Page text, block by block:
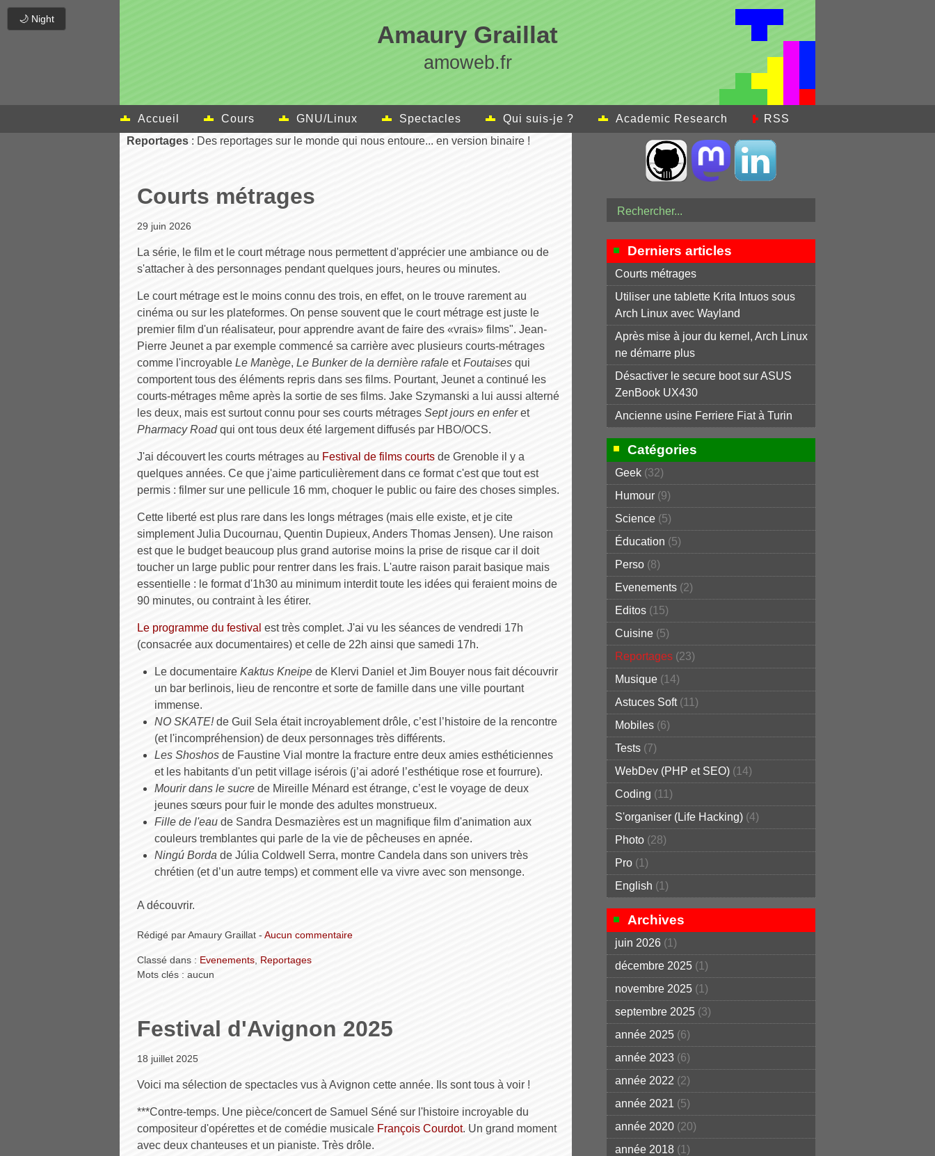
🌙 Night
Amaury Graillat
amoweb.fr
Accueil Cours GNU/Linux Spectacles Qui suis-je ? Academic Research
RSS
Reportages : Des reportages sur le monde qui nous entoure... en version binaire !
Courts métrages
29 juin 2026
La série, le film et le court métrage nous permettent d'apprécier une ambiance ou de
s'attacher à des personnages pendant quelques jours, heures ou minutes.
Le court métrage est le moins connu des trois, en effet, on le trouve rarement au
cinéma ou sur les plateformes. On pense souvent que le court métrage est juste le
premier film d'un réalisateur, pour apprendre avant de faire des «vrais» films". Jean-
Pierre Jeunet a par exemple commencé sa carrière avec plusieurs courts-métrages
comme l'incroyable Le Manège, Le Bunker de la dernière rafale etFoutaises qui
comportent tous des éléments repris dans ses films. Pourtant, Jeunet a continué les
courts-métrages même après la sortie de ses films. Jake Szymanski a lui aussi alterné
les deux, mais est surtout connu pour ses courts métrages Sept jours en enferet
Pharmacy Roadqui ont tous deux été largement diffusés par HBO/OCS.
J'ai découvert les courts métrages au Festival de films courts de Grenoble il y a
quelques années. Ce que j'aime particulièrement dans ce format c'est que tout est
permis : filmer sur une pellicule 16 mm, choquer le public ou faire des choses simples.
Cette liberté est plus rare dans les longs métrages (mais elle existe, et je cite
simplement Julia Ducournau, Quentin Dupieux, Anders Thomas Jensen). Une raison
est que le budget beaucoup plus grand autorise moins la prise de risque car il doit
toucher un large public pour rentrer dans les frais. L'autre raison parait basique mais
essentielle : le format d'1h30 au minimum interdit toute les idées qui feraient moins de
90 minutes, ou contraint à les étirer.
Le programme du festival est très complet. J'ai vu les séances de vendredi 17h
(consacrée aux documentaires) et celle de 22h ainsi que samedi 17h.
Le documentaire Kaktus Kneipe de Klervi Daniel et Jim Bouyer nous fait découvrir
un bar berlinois, lieu de rencontre et sorte de famille dans une ville pourtant
immense.
NO SKATE!de Guil Sela était incroyablement drôle, c’est l’histoire de la rencontre
(et l'incompréhension) de deux personnages très différents.
Les Shoshos de Faustine Vial montre la fracture entre deux amies esthéticiennes
et les habitants d'un petit village isérois (j’ai adoré l’esthétique rose et fourrure).
Mourir dans le sucre de Mireille Ménard est étrange, c’est le voyage de deux
jeunes sœurs pour fuir le monde des adultes monstrueux.
Fille de l'eau de Sandra Desmazières est un magnifique film d'animation aux
couleurs tremblantes qui parle de la vie de pêcheuses en apnée.
Ningú Borda de Júlia Coldwell Serra, montre Candela dans son univers très
chrétien (et d’un autre temps) et comment elle va vivre avec son mensonge.
A découvrir.
Rédigé par Amaury Graillat - Aucun commentaire
Classé dans : Evenements Reportages
Mots clés : aucun
Festival d'Avignon 2025
18 juillet 2025
Voici ma sélection de spectacles vus à Avignon cette année. Ils sont tous à voir !
***Contre-temps. Une pièce/concert de Samuel Séné sur l'histoire incroyable du
compositeur d'opérettes et de comédie musicale François Courdot. Un grand moment
avec deux chanteuses et un pianiste. Très drôle.
Derniers articles
Courts métrages
Utiliser une tablette Krita Intuos sous
Arch Linux avec Wayland
Après mise à jour du kernel, Arch Linux
ne démarre plus
Désactiver le secure boot sur ASUS
ZenBook UX430
Ancienne usine Ferriere Fiat à Turin
Catégories
Geek (32)
Humour (9)
Science (5)
Éducation (5)
Perso (8)
Evenements (2)
Editos (15)
Cuisine (5)
Reportages (23)
Musique (14)
Astuces Soft(11)
Mobiles (6)
Tests (7)
WebDev (PHP et SEO) (14)
Coding (11)
S'organiser (Life Hacking) (4)
Photo (28)
Pro (1)
English (1)
Archives
juin 2026 (1)
décembre 2025 (1)
novembre 2025 (1)
septembre 2025 (3)
année 2025 (6)
année 2023 (6)
année 2022 (2)
année 2021 (5)
année 2020 (20)
année 2018 (1)